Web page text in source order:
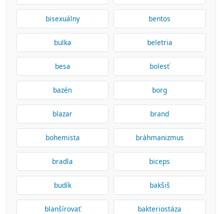
bisexuálny bentos
bulka beletria
besa bolesť
bazén borg
blazar brand
bohemista bráhmanizmus
bradla biceps
budík bakšiš
blanšírovať bakteriostáza